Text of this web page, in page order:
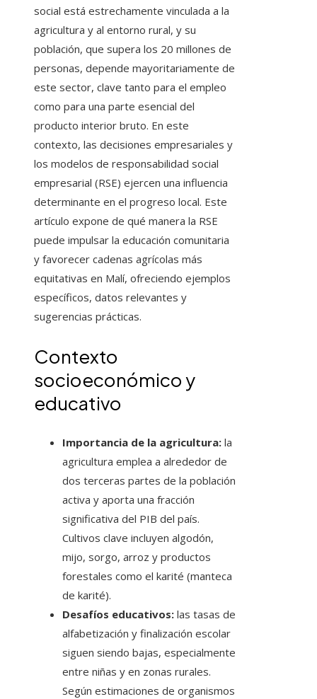
social está estrechamente vinculada a la
agricultura y al entorno rural, y su
población, que supera los 20 millones de
personas, depende mayoritariamente de
este sector, clave tanto para el empleo
como para una parte esencial del
producto interior bruto. En este
contexto, las decisiones empresariales y
los modelos de responsabilidad social
empresarial (RSE) ejercen una influencia
determinante en el progreso local. Este
artículo expone de qué manera la RSE
puede impulsar la educación comunitaria
y favorecer cadenas agrícolas más
equitativas en Malí, ofreciendo ejemplos
específicos, datos relevantes y
sugerencias prácticas.
Contexto
socioeconómico y
educativo
Importancia de la agricultura: la
agricultura emplea a alrededor de
dos terceras partes de la población
activa y aporta una fracción
significativa del PIB del país.
Cultivos clave incluyen algodón,
mijo, sorgo, arroz y productos
forestales como el karité (manteca
de karité).
Desafíos educativos: las tasas de
alfabetización y finalización escolar
siguen siendo bajas, especialmente
entre niñas y en zonas rurales.
Según estimaciones de organismos